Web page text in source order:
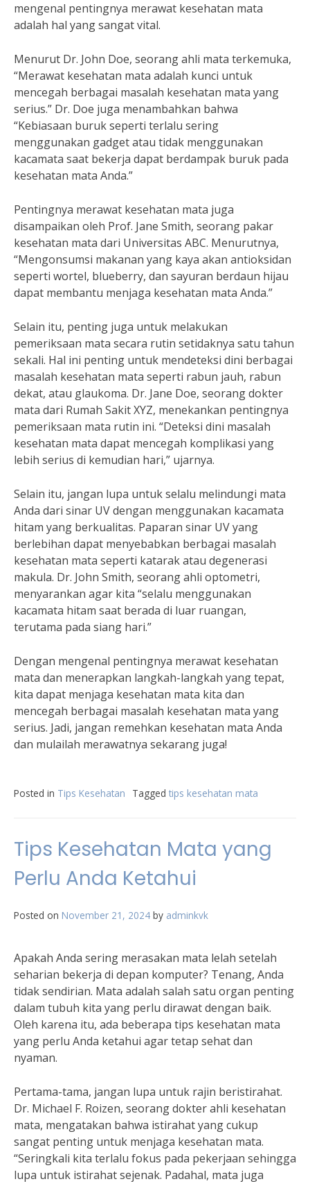
mengenal pentingnya merawat kesehatan mata
adalah hal yang sangat vital.
Menurut Dr. John Doe, seorang ahli mata terkemuka,
“Merawat kesehatan mata adalah kunci untuk
mencegah berbagai masalah kesehatan mata yang
serius.” Dr. Doe juga menambahkan bahwa
“Kebiasaan buruk seperti terlalu sering
menggunakan gadget atau tidak menggunakan
kacamata saat bekerja dapat berdampak buruk pada
kesehatan mata Anda.”
Pentingnya merawat kesehatan mata juga
disampaikan oleh Prof. Jane Smith, seorang pakar
kesehatan mata dari Universitas ABC. Menurutnya,
“Mengonsumsi makanan yang kaya akan antioksidan
seperti wortel, blueberry, dan sayuran berdaun hijau
dapat membantu menjaga kesehatan mata Anda.”
Selain itu, penting juga untuk melakukan
pemeriksaan mata secara rutin setidaknya satu tahun
sekali. Hal ini penting untuk mendeteksi dini berbagai
masalah kesehatan mata seperti rabun jauh, rabun
dekat, atau glaukoma. Dr. Jane Doe, seorang dokter
mata dari Rumah Sakit XYZ, menekankan pentingnya
pemeriksaan mata rutin ini. “Deteksi dini masalah
kesehatan mata dapat mencegah komplikasi yang
lebih serius di kemudian hari,” ujarnya.
Selain itu, jangan lupa untuk selalu melindungi mata
Anda dari sinar UV dengan menggunakan kacamata
hitam yang berkualitas. Paparan sinar UV yang
berlebihan dapat menyebabkan berbagai masalah
kesehatan mata seperti katarak atau degenerasi
makula. Dr. John Smith, seorang ahli optometri,
menyarankan agar kita “selalu menggunakan
kacamata hitam saat berada di luar ruangan,
terutama pada siang hari.”
Dengan mengenal pentingnya merawat kesehatan
mata dan menerapkan langkah-langkah yang tepat,
kita dapat menjaga kesehatan mata kita dan
mencegah berbagai masalah kesehatan mata yang
serius. Jadi, jangan remehkan kesehatan mata Anda
dan mulailah merawatnya sekarang juga!
Posted in Tips Kesehatan Tagged tips kesehatan mata
Tips Kesehatan Mata yang
Perlu Anda Ketahui
Posted on November 21, 2024 by adminkvk
Apakah Anda sering merasakan mata lelah setelah
seharian bekerja di depan komputer? Tenang, Anda
tidak sendirian. Mata adalah salah satu organ penting
dalam tubuh kita yang perlu dirawat dengan baik.
Oleh karena itu, ada beberapa tips kesehatan mata
yang perlu Anda ketahui agar tetap sehat dan
nyaman.
Pertama-tama, jangan lupa untuk rajin beristirahat.
Dr. Michael F. Roizen, seorang dokter ahli kesehatan
mata, mengatakan bahwa istirahat yang cukup
sangat penting untuk menjaga kesehatan mata.
“Seringkali kita terlalu fokus pada pekerjaan sehingga
lupa untuk istirahat sejenak. Padahal, mata juga